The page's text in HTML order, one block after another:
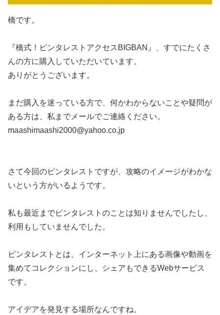
橋です。
『橋式！ピンタレストアクセスBIGBAN』、すでにたくさ
んの方に購入していただいています。
ありがとうございます。
まだ購入を迷っている方で、何かわからないことや疑問が
ある方は、私までメールでご連絡ください。
maashimaashi2000@yahoo.co.jp
さて今回のピンタレストですが、攻略のイメージがわかな
いという方がいるようです。
私も最近までピンタレストのことは知りませんでしたし、
利用もしていませんでした。
ピンタレストとは、インターネット上にある画像や動画を
集めてコレクションにし、シェアもできるWebサービス
です。
アイデアを発見する場所なんですね。